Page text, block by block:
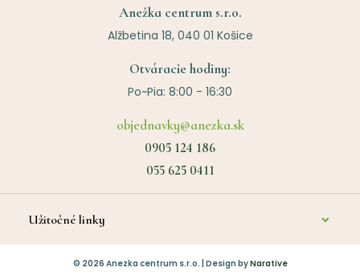
Anežka centrum s.r.o.
Alžbetina 18, 040 01 Košice
Otváracie hodiny:
Po~Pia: 8:00 - 16:30
objednavky@anezka.sk
0905 124 186
055 625 0411
Užitočné linky
O nás
© 2026 Anezka centrum s.r.o. | Design byNarative